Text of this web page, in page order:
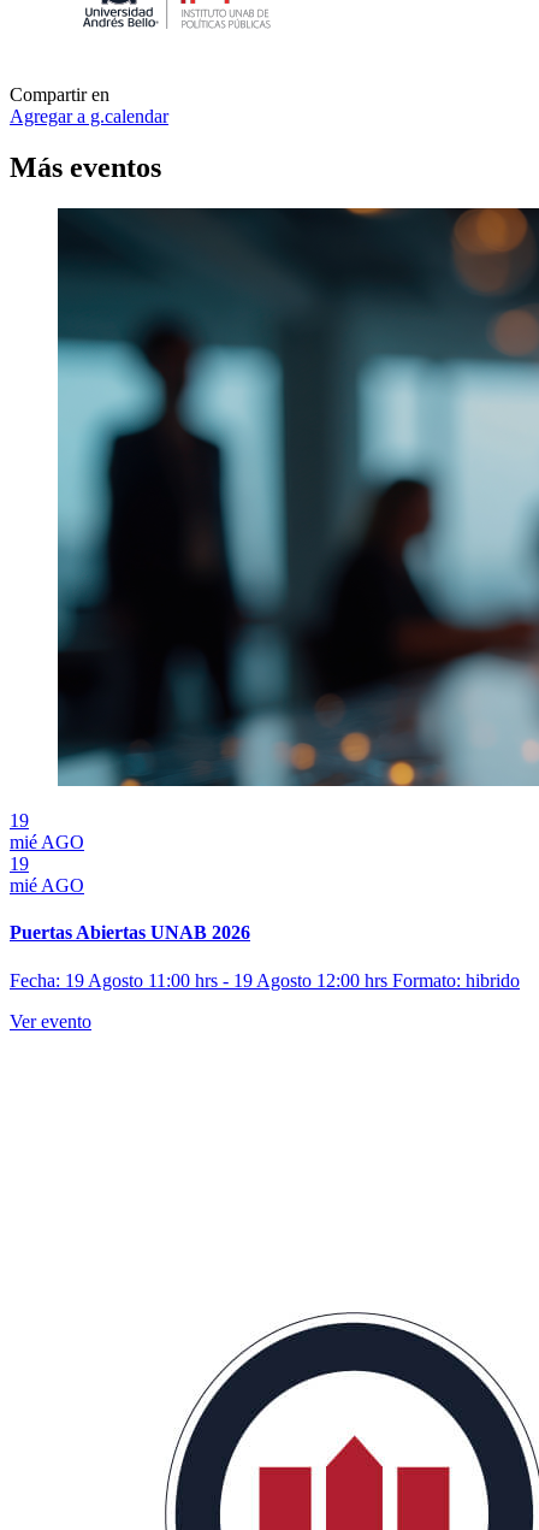
Compartir en
Agregar a g.calendar
Más eventos
19
mié AGO
19
mié AGO
Puertas Abiertas UNAB 2026
Fecha: 19 Agosto 11:00 hrs - 19 Agosto 12:00 hrs Formato: hibrido
Ver evento